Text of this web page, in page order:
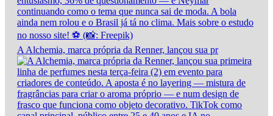
A Alchemia, marca própria da Renner, lançou sua pr